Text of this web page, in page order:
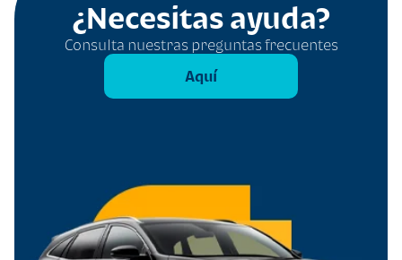
¿Necesitas ayuda?
Consulta nuestras preguntas frecuentes
Aquí